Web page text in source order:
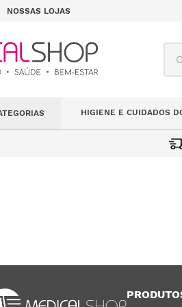
NOSSAS LOJAS
O
HIGIENE E CUIDADOS